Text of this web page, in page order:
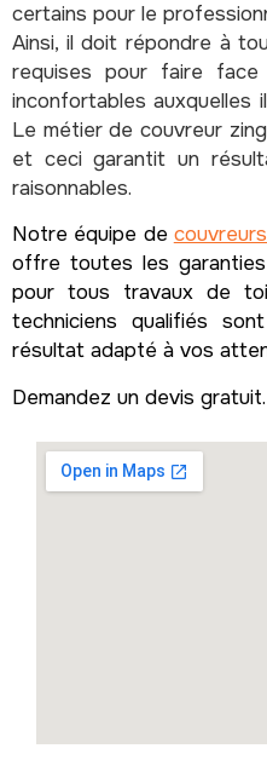
certains pour le
Ainsi, il doit répondre à
requises pour faire
inconfortables
Le métier de couvreur
et ceci garantit un
raisonnables.
Notre équipe de
offre toutes les
pour tous travaux de
techniciens qualifiés
résultat adapté à vos
Demandez un devis gratuit.